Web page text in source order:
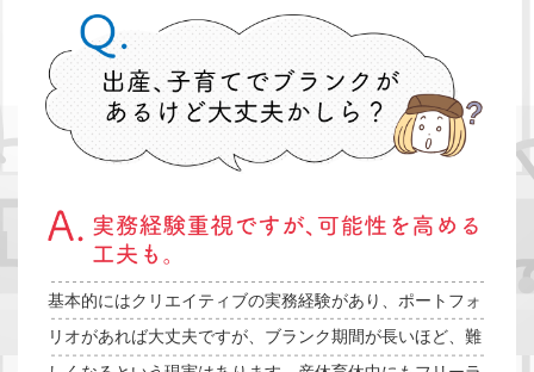
基本的にはクリエイティブの実務経験があり、ポートフォ
リオがあれば大丈夫ですが、ブランク期間が長いほど、難